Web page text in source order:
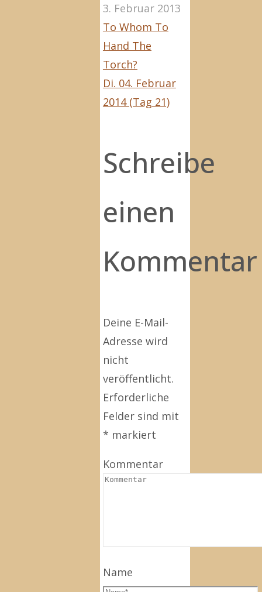
3. Februar 2013
To Whom To
Hand The
Torch?
Di. 04. Februar
2014 (Tag 21)
Schreibe
einen
Kommentar
Deine E-Mail-
Adresse wird
nicht
veröffentlicht.
Erforderliche
Felder sind mit
* markiert
Kommentar
Name